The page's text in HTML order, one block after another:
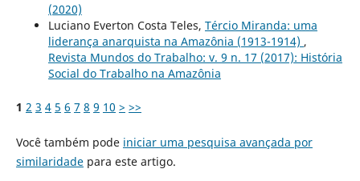
(2020)
Luciano Everton Costa Teles, Tércio Miranda: uma
liderança anarquista na Amazônia (1913-1914) ,
Revista Mundos do Trabalho: v. 9 n. 17 (2017): História
Social do Trabalho na Amazônia
1 2 3 4 5 6 7 8 9 10 > >>
Você também pode iniciar uma pesquisa avançada por
similaridadepara este artigo.